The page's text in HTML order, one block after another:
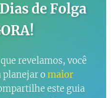
de Folga
revelamos, você
planejar o maior
este guia